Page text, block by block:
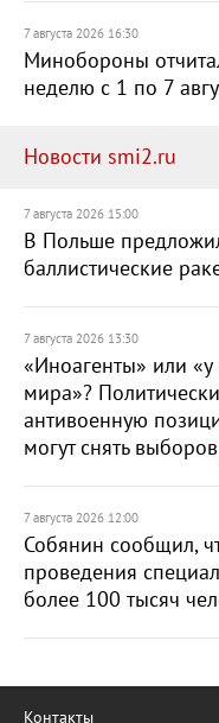
7 августа 2026 16:30
Минобороны
неделю с 1 по 7
Новости smi2.ru
7 августа 2026 15:00
В Польше
баллистические
7 августа 2026 13:30
«Иноагенты» или
мира»?
антивоенную
могут снять выборов
7 августа 2026 12:00
Собянин сообщил,
проведения
более 100 тысяч
Контакты